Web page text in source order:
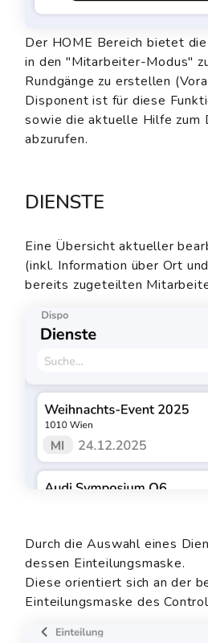
Der HOME Bereich bietet
in den "Mitarbeiter-Modus"
Rundgänge zu erstellen
Disponent ist für diese
sowie die aktuelle Hilfe zum
abzurufen.
DIENSTE
Eine Übersicht aktueller
(inkl. Information über Ort
bereits zugeteilten
Durch die Auswahl eines
dessen Einteilungsmaske.
Diese orientiert sich an der
Einteilungsmaske des